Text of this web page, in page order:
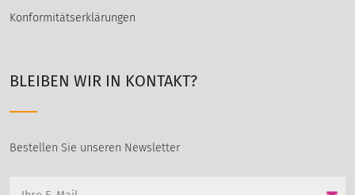
Konformitätserklärungen
BLEIBEN WIR IN KONTAKT?
Bestellen Sie unseren Newsletter